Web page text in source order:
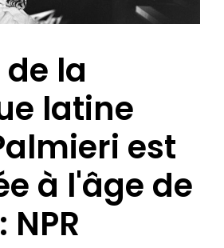
la
latine
est
à l'âge de